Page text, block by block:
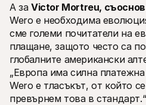
А за Victor Mortreu,
Wero е необходима
сме големи почитатели на
плащане, защото често са
глобалните американски
„Европа има силна
Wero е тласъкът, от който
превърнем това в стандарт.“